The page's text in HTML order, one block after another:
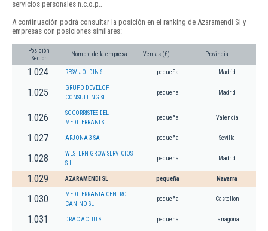
servicios personales n.c.o.p..
A continuación podrá consultar la posición en el ranking de Azaramendi Sl y
empresas con posiciones similares:
Posición
Sector
Nombre de la empresa Ventas (€) Provincia
1.024 RESVIJOLDIN SL. pequeña Madrid
1.025
GRUPO DEVELOP
CONSULTING SL
pequeña Madrid
1.026
SOCORRISTES DEL
MEDITERRANI SL.
pequeña Valencia
1.027 ARJONA 3 SA pequeña Sevilla
1.028
WESTERN GROW SERVICIOS
S.L.
pequeña Madrid
1.029 AZARAMENDI SL pequeña Navarra
1.030
MEDITERRANIA CENTRO
CANINO SL
pequeña Castellon
1.031 DRAC ACTIU SL pequeña Tarragona